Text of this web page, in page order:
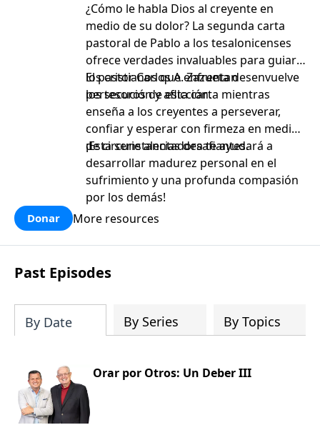
¿Cómo le habla Dios al creyente en
medio de su dolor? La segunda carta
pastoral de Pablo a los tesalonicenses
ofrece verdades invaluables para guiar a
los cristianos que enfrentan
persecución y aflicción.
El pastor Carlos A. Zazueta desenvuelve
los tesoros de esta carta mientras
enseña a los creyentes a perseverar,
confiar y esperar con firmeza en medio
de circunstancias desafiantes.
¡Esta serie alentadora te ayudará a
desarrollar madurez personal en el
sufrimiento y una profunda compasión
por los demás!
Donar More resources
Past Episodes
By Date By Series By Topics
Orar por Otros: Un Deber III